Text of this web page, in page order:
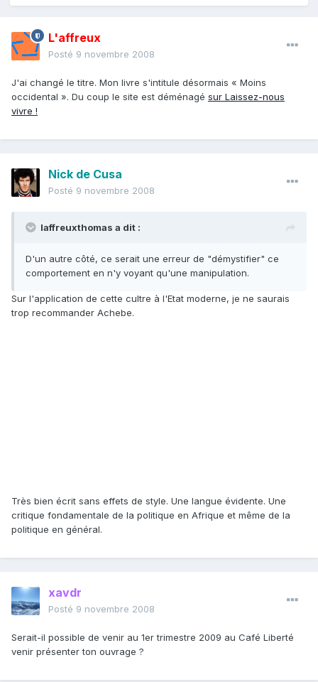
L'affreux
Posté 9 novembre 2008
J'ai changé le titre. Mon livre s'intitule désormais « Moins
occidental ». Du coup le site est déménagé sur Laissez-nous
vivre !
Nick de Cusa
Posté 9 novembre 2008
laffreuxthomas a dit :
D'un autre côté, ce serait une erreur de "démystifier" ce
comportement en n'y voyant qu'une manipulation.
Sur l'application de cette cultre à l'Etat moderne, je ne saurais
trop recommander Achebe.
Très bien écrit sans effets de style. Une langue évidente. Une
critique fondamentale de la politique en Afrique et même de la
politique en général.
xavdr
Posté 9 novembre 2008
Serait-il possible de venir au 1er trimestre 2009 au Café Liberté
venir présenter ton ouvrage ?